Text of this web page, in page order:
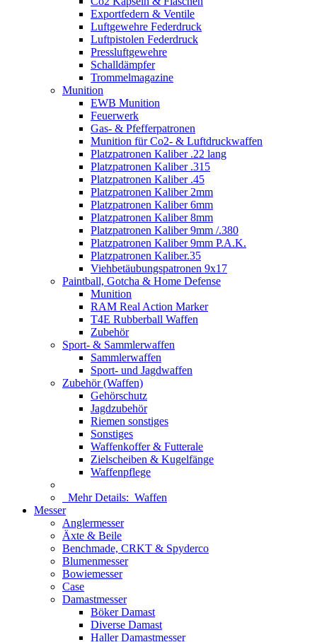
Exportfedern & Ventile
Luftgewehre Federdruck
Luftpistolen Federdruck
Pressluftgewehre
Schalldämpfer
Trommelmagazine
Munition
EWB Munition
Feuerwerk
Gas- & Pfefferpatronen
Munition für Co2- & Luftdruckwaffen
Platzpatronen Kaliber .22 lang
Platzpatronen Kaliber .315
Platzpatronen Kaliber .45
Platzpatronen Kaliber 2mm
Platzpatronen Kaliber 6mm
Platzpatronen Kaliber 8mm
Platzpatronen Kaliber 9mm /.380
Platzpatronen Kaliber 9mm P.A.K.
Platzpatronen Kaliber.35
Viehbetäubungspatronen 9x17
Paintball, Gotcha & Home Defense
Munition
RAM Real Action Marker
T4E Rubberball Waffen
Zubehör
Sport- & Sammlerwaffen
Sammlerwaffen
Sport- und Jagdwaffen
Zubehör (Waffen)
Gehörschutz
Jagdzubehör
Riemen sonstiges
Sonstiges
Waffenkoffer & Futterale
Zielscheiben & Kugelfänge
Waffenpflege
Mehr Details: Waffen
Messer
Anglermesser
Äxte & Beile
Benchmade, CRKT & Spyderco
Blumenmesser
Bowiemesser
Case
Damastmesser
Böker Damast
Diverse Damast
Haller Damastmesser